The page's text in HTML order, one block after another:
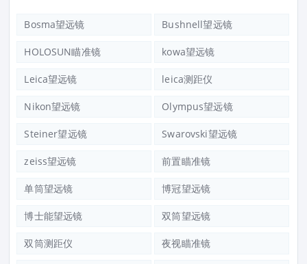
Bosma望远镜 Bushnell望远镜
HOLOSUN瞄准镜 kowa望远镜
Leica望远镜 leica测距仪
Nikon望远镜 Olympus望远镜
Steiner望远镜 Swarovski望远镜
zeiss望远镜 前置瞄准镜
单筒望远镜 博冠望远镜
博士能望远镜 双筒望远镜
双筒测距仪 夜视瞄准镜